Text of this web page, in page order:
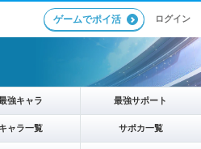
ゲームでポイ活 ログイン
強キャラ 最強サポート
キャラ一覧 サポカ一覧